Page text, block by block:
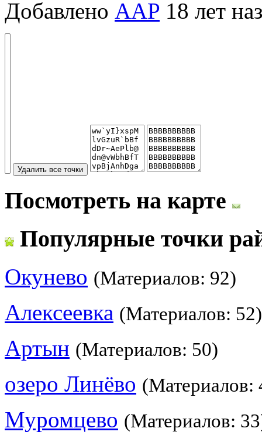
Добавлено AAP 18 лет
Посмотреть на карте
Популярные точки
Окунево (Материалов: 92)
Алексеевка (Материалов: 52)
Артын (Материалов: 50)
озеро Линёво (Материалов:
Муромцево (Материалов: